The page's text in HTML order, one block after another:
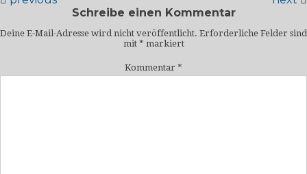
Schreibe einen Kommentar
Deine E-Mail-Adresse wird nicht veröffentlicht. Erforderliche Felder sind
mit * markiert
Kommentar *